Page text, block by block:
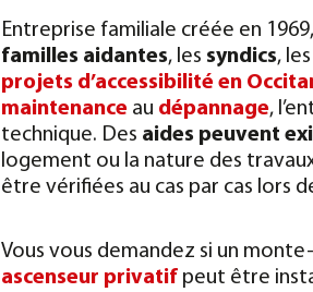
Entreprise familiale créée en 1969,
familles aidantes, les syndics, les
projets d’accessibilité en
maintenance au dépannage,
technique. Des aides peuvent
logement ou la nature des
être vérifiées au cas par cas lors
Vous vous demandez si un
ascenseur privatif peut être